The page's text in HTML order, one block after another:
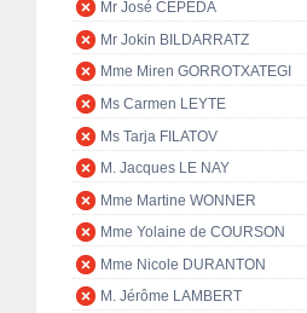
Mr José CEPEDA
Mr Jokin BILDARRATZ
Mme Miren GORROTXATEGI
Ms Carmen LEYTE
Ms Tarja FILATOV
M. Jacques LE NAY
Mme Martine WONNER
Mme Yolaine de COURSON
Mme Nicole DURANTON
M. Jérôme LAMBERT